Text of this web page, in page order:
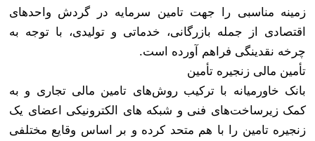
زمینه مناسبی را جهت تامین سرمایه در گردش واحدهای
اقتصادی از جمله بازرگانی، خدماتی و تولیدی، با توجه به
چرخه نقدینگی فراهم آورده است.
تأمین مالی زنجیره تأمین
بانک خاورمیانه با ترکیب روش‌های تامین مالی تجاری و به
کمک زیرساخت‌های فنی و شبکه های الکترونیکی اعضای یک
زنجیره تامین را با هم متحد کرده و بر اساس وقایع مختلفی